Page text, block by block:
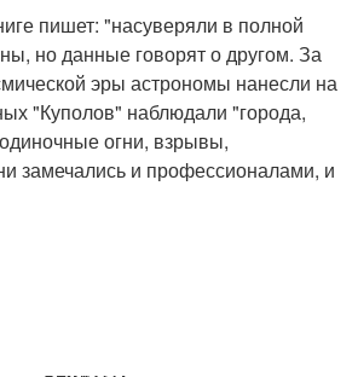
пишет: "насуверяли в полной
но данные говорят о другом. За
эры астрономы нанесли на
"Куполов" наблюдали "города,
огни, взрывы,
замечались и профессионалами, и